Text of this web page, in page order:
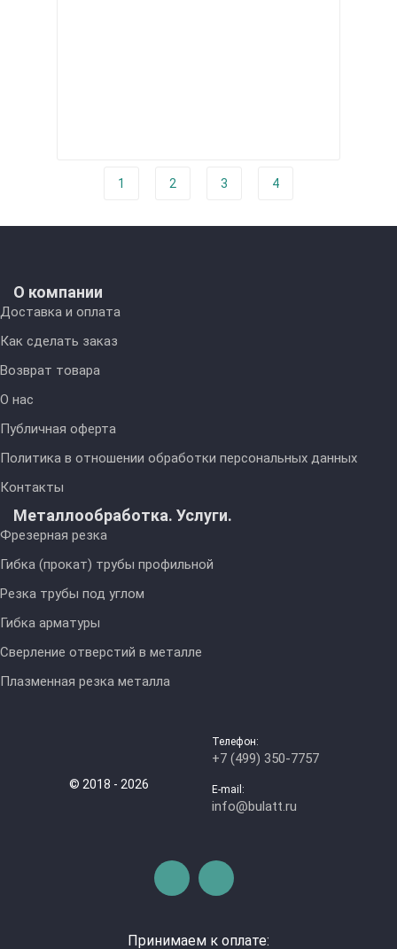
1 2 3 4
О компании
Доставка и оплата
Как сделать заказ
Возврат товара
О нас
Публичная оферта
Политика в отношении обработки персональных данных
Контакты
Металлообработка. Услуги.
Фрезерная резка
Гибка (прокат) трубы профильной
Резка трубы под углом
Гибка арматуры
Сверление отверстий в металле
Плазменная резка металла
© 2018 - 2026
Телефон:
+7 (499) 350-7757
E-mail:
info@bulatt.ru
Принимаем к оплате: